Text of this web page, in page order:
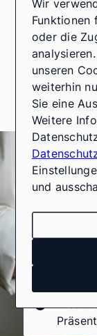
wählen,
Jetzt ein
Immobilie
Wir
Funktionen
oder die
unseren
weiterhin
Sie eine
Weitere
und